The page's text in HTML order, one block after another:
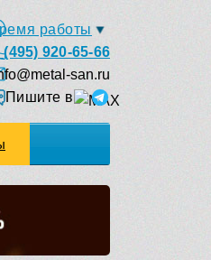
работы
(495) 920-65-66
san.ru
Пишите в